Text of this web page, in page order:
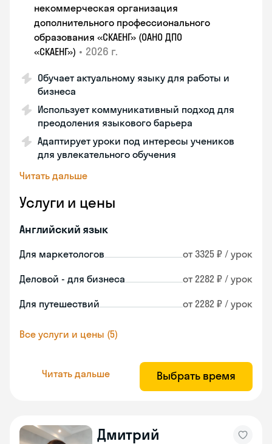
некоммерческая организация
дополнительного профессионального
образования «СКАЕНГ» (ОАНО ДПО
«СКАЕНГ») • 2026 г.
Обучает актуальному языку для работы и
бизнеса
Использует коммуникативный подход для
преодоления языкового барьера
Адаптирует уроки под интересы учеников
для увлекательного обучения
Читать дальше
Услуги и цены
Английский язык
Для маркетологов от 3325 ₽ / урок
Деловой - для бизнеса от 2282 ₽ / урок
Для путешествий от 2282 ₽ / урок
Все услуги и цены (5)
Читать дальше Выбрать время
Дмитрий